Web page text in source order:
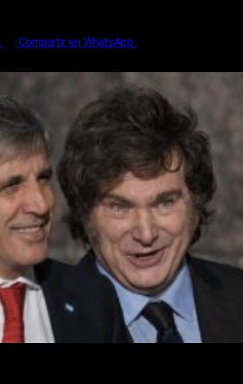
Compartir en WhatsApp